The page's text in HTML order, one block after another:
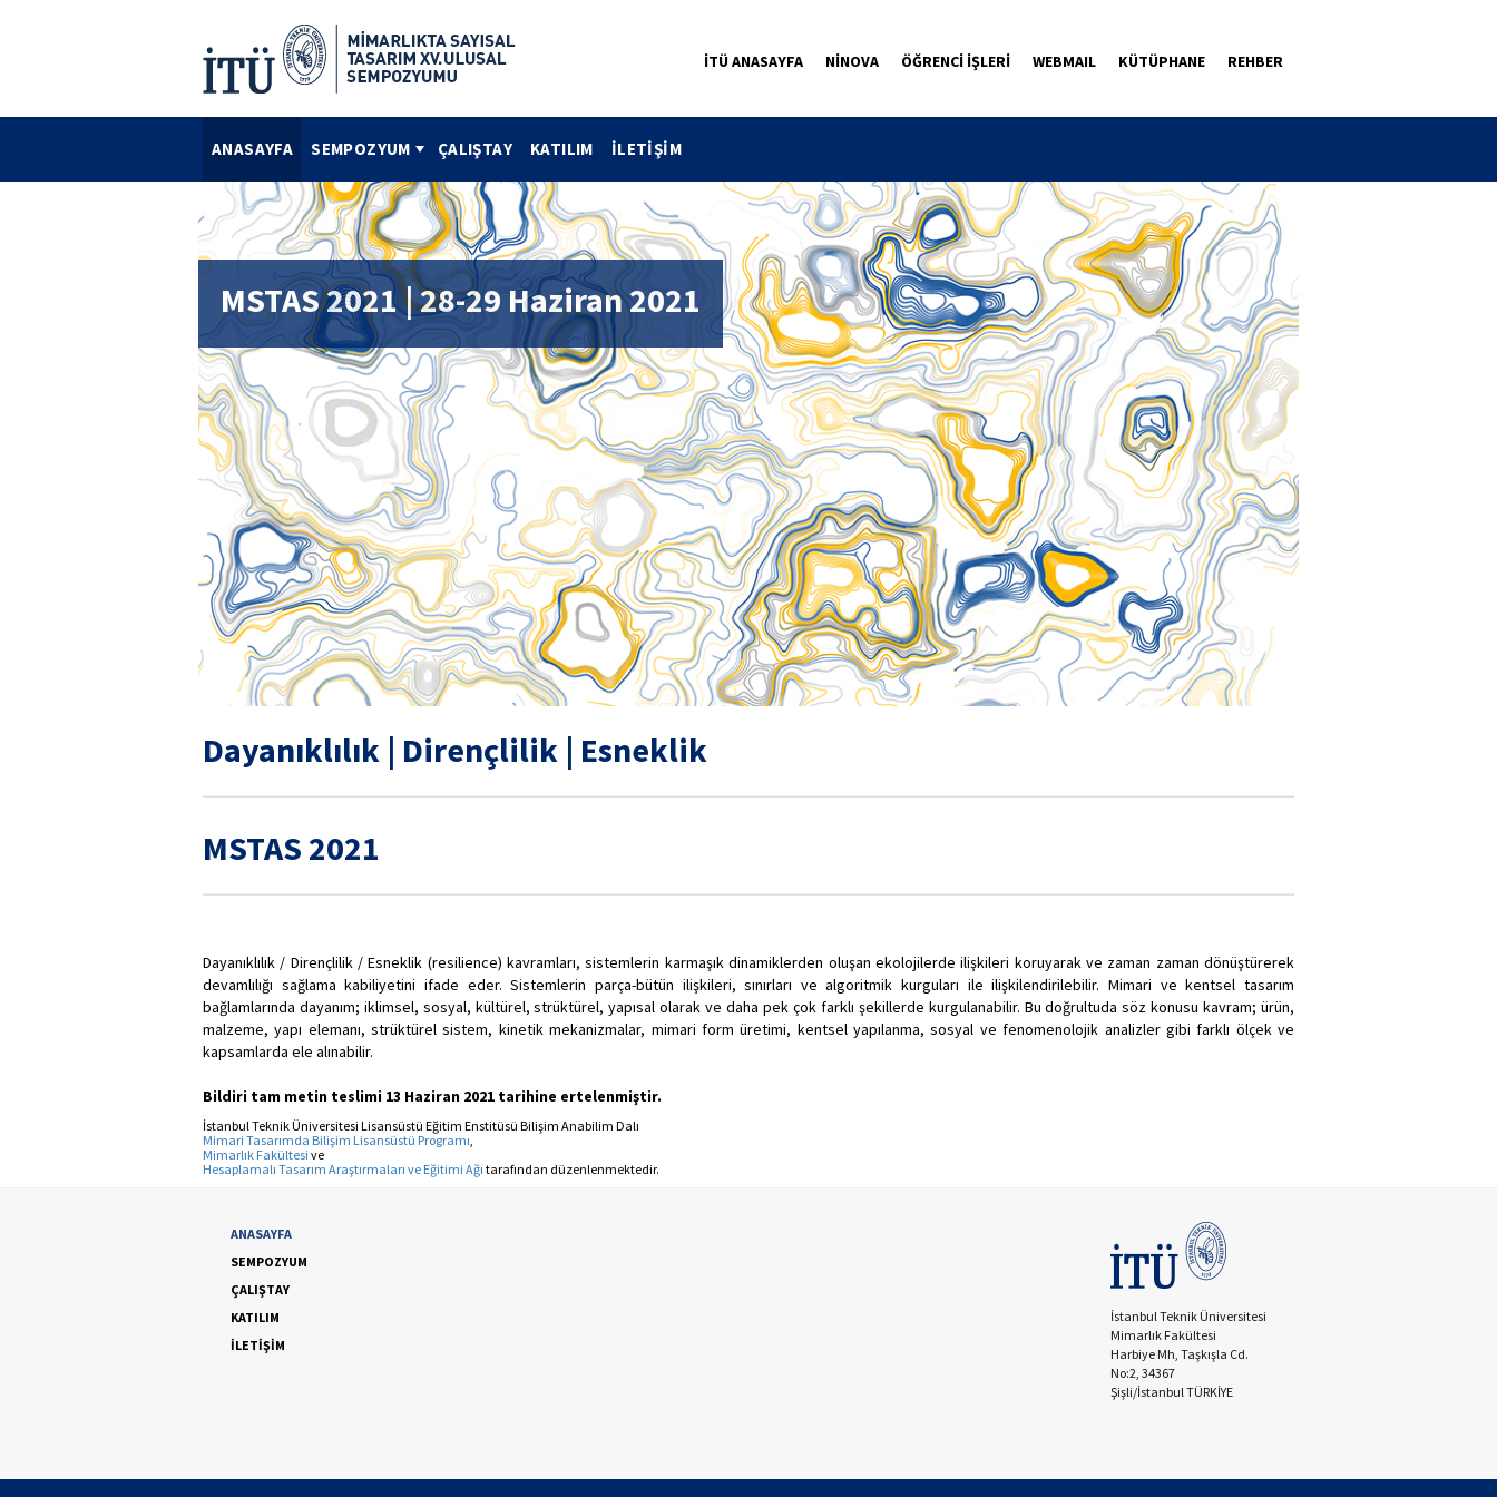
İTÜ ANASAYFA NİNOVA ÖĞRENCİ İŞLERİ WEBMAIL KÜTÜPHANE REHBER
ANASAYFA SEMPOZYUM ÇALIŞTAY KATILIM İLETİŞİM
MSTAS 2021 | 28-29 Haziran 2021
Dayanıklılık | Dirençlilik | Esneklik
MSTAS 2021
Dayanıklılık / Dirençlilik / Esneklik (resilience) kavramları, sistemlerin karmaşık dinamiklerden oluşan ekolojilerde ilişkileri koruyarak ve zaman zaman dönüştürerek
devamlılığı sağlama kabiliyetini ifade eder. Sistemlerin parça-bütün ilişkileri, sınırları ve algoritmik kurguları ile ilişkilendirilebilir. Mimari ve kentsel tasarım
bağlamlarında dayanım; iklimsel, sosyal, kültürel, strüktürel, yapısal olarak ve daha pek çok farklı şekillerde kurgulanabilir. Bu doğrultuda söz konusu kavram; ürün,
malzeme, yapı elemanı, strüktürel sistem, kinetik mekanizmalar, mimari form üretimi, kentsel yapılanma, sosyal ve fenomenolojik analizler gibi farklı ölçek ve
kapsamlarda ele alınabilir.
Bildiri tam metin teslimi 13 Haziran 2021 tarihine ertelenmiştir.
İstanbul Teknik Üniversitesi Lisansüstü Eğitim Enstitüsü Bilişim Anabilim Dalı
Mimari Tasarımda Bilişim Lisansüstü Programı,
Mimarlık Fakültesi ve
Hesaplamalı Tasarım Araştırmaları ve Eğitimi Ağı tarafından düzenlenmektedir.
ANASAYFA
SEMPOZYUM
ÇALIŞTAY
KATILIM
İLETİŞİM
İstanbul Teknik Üniversitesi
Mimarlık Fakültesi
Harbiye Mh, Taşkışla Cd.
No:2, 34367
Şişli/İstanbul TÜRKİYE